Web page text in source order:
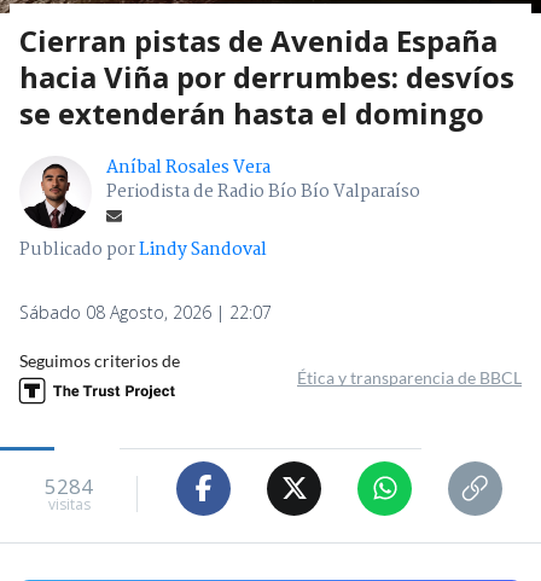
Cierran pistas de Avenida España
hacia Viña por derrumbes: desvíos
se extenderán hasta el domingo
Aníbal Rosales Vera
Periodista de Radio Bío Bío Valparaíso
Publicado porLindy Sandoval
Sábado 08 Agosto, 2026 | 22:07
Seguimos criterios de
Ética y transparencia de BBCL
5284
visitas